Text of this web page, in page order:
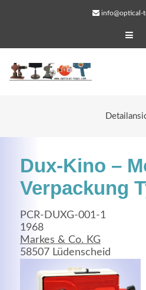
info@optical-
Dux-Kino –
Verpackung
PCR-DUXG-001-1
1968
Markes & Co. KG
58507 Lüdenscheid
Web
Lorem ipsum dolor sit amet,
elit. Aenean commodo
MEHR